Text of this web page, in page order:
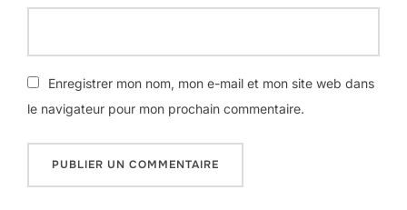
Enregistrer mon nom, mon e-mail et mon site web dans
le navigateur pour mon prochain commentaire.